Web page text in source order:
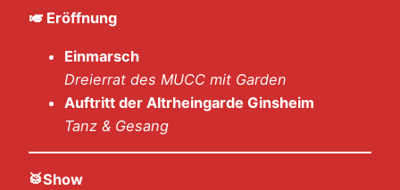
🎺 Eröffnung
Einmarsch
Dreierrat des MUCC mit Garden
Auftritt der Altrheingarde Ginsheim
Tanz & Gesang
🥁Show